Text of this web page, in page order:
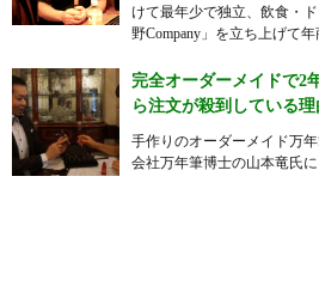
けて最年少で独立、飲食・
野Company」を立ち上げて
完全オーダーメイドで2
ら注文が殺到している理
手作りのオーダーメイド万
会社万年筆博士の山本竜氏